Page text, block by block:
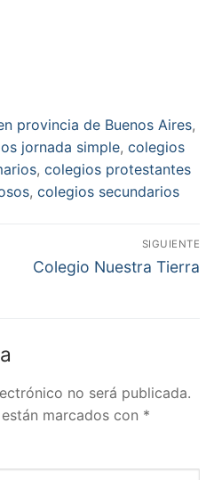
provincia de Buenos Aires,
jornada simple, colegios
, colegios protestantes
, colegios secundarios
SIGUIENTE
Entrada
Colegio Nuestra Tierra
no será publicada.
marcados con *